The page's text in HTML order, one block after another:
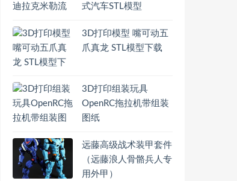
式汽车STL模型
3D打印模型 嘴可动五
爪真龙 STL模型下载
3D打印组装玩具
OpenRC拖拉机带组装
图纸
远藤高级战术装甲套件
（远藤浪人骨骼兵人专
用外甲）